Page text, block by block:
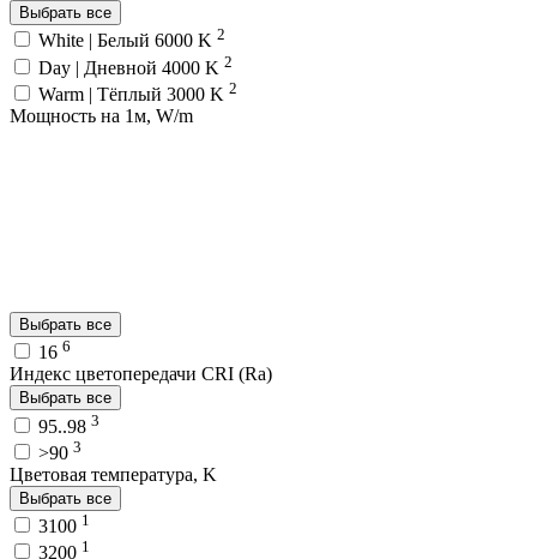
Выбрать все
White | Белый 6000 K 2
Day | Дневной 4000 K 2
Warm | Тёплый 3000 K 2
Мощность на 1м, W/m
Выбрать все
16 6
Индекс цветопередачи CRI (Ra)
Выбрать все
95..98 3
>90 3
Цветовая температура, K
Выбрать все
3100 1
3200 1